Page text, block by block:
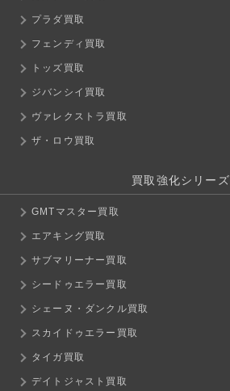
プラダ買取
フェンディ買取
トッズ買取
ジバンシイ買取
ヴァレクストラ買取
ザ・ロウ買取
買取強化シリーズ
GMTマスター買取
エアキング買取
サブマリーナー買取
シードゥエラー買取
シェーヌ・ダンクル買取
スカイドゥエラー買取
タイガ買取
デイトジャスト買取